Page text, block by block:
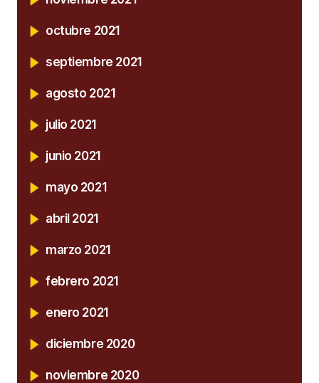
octubre 2021
septiembre 2021
agosto 2021
julio 2021
junio 2021
mayo 2021
abril 2021
marzo 2021
febrero 2021
enero 2021
diciembre 2020
noviembre 2020